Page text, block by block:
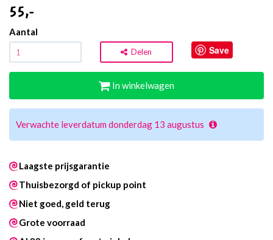
55,-
Aantal
Delen Save
In winkelwagen
Verwachte leverdatum donderdag 13 augustus
Laagste prijsgarantie
Thuisbezorgd of pickup point
Niet goed, geld terug
Grote voorraad